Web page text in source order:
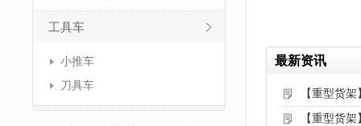
工具车
小推车
刀具车
最新资讯
【重型货
【重型货